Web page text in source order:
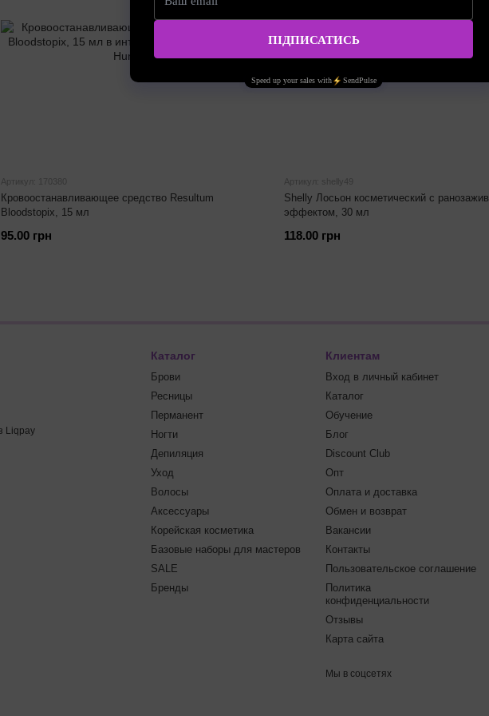
Артикул: 170380
Кровоостанавливающее средство Resultum
Bloodstopix, 15 мл
95.00 грн
Артикул: shelly49
Shelly Лосьон косметический с
эффектом, 30 мл
118.00 грн
Каталог
Брови
Ресницы
Перманент
Ногти
Депиляция
Уход
Волосы
Аксессуары
Корейская косметика
Базовые наборы для мастеров
SALE
Бренды
Клиентам
Вход в личный кабинет
Каталог
Обучение
Блог
Discount Club
Опт
Оплата и доставка
Обмен и возврат
Вакансии
Контакты
Пользовательское соглашение
Политика
конфиденциальности
Отзывы
Карта сайта
Мы в соцсетях